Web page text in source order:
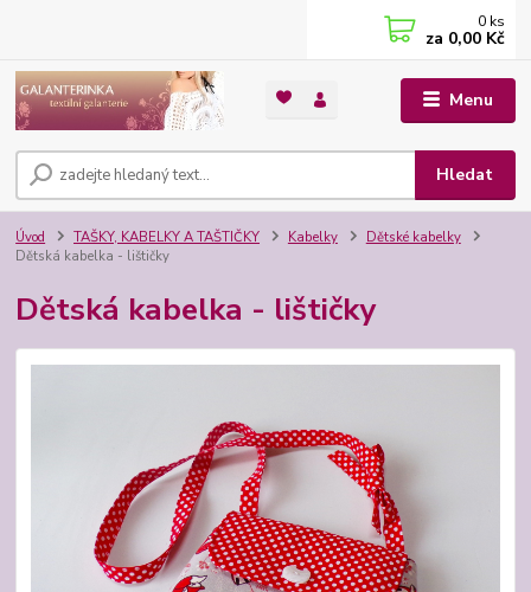
Menu
Hledat
0 ks
za 0,00 Kč
Úvod TAŠKY, KABELKY A TAŠTIČKY Kabelky
Dětské kabelky
Dětská kabelka - lištičky
Dětská kabelka - lištičky